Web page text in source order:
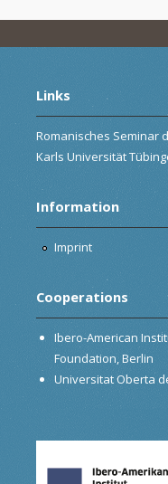
Links
Romanisches Seminar
Karls Universität
Information
Imprint
Cooperations
Ibero-American
Foundation, Berlin
Universitat Oberta